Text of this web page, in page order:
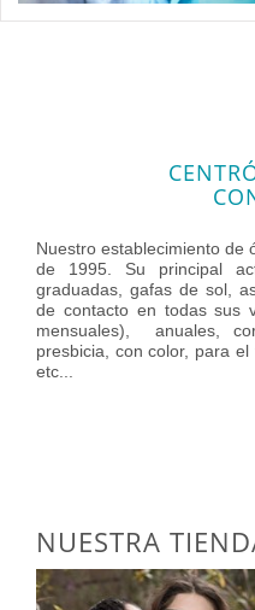
Nuestro establecimiento de
de 1995. Su principal
graduadas, gafas de sol,
de contacto en todas sus
mensuales), anuales,
presbicia, con color, para
etc...
NUESTRA